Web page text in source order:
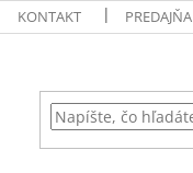
KONTAKT PREDAJŇA